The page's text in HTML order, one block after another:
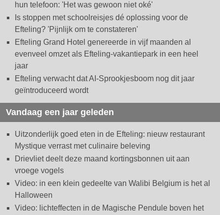
hun telefoon: 'Het was gewoon niet oké'
Is stoppen met schoolreisjes dé oplossing voor de
Efteling? 'Pijnlijk om te constateren'
Efteling Grand Hotel genereerde in vijf maanden al
evenveel omzet als Efteling-vakantiepark in een heel
jaar
Efteling verwacht dat AI-Sprookjesboom nog dit jaar
geïntroduceerd wordt
Vandaag een jaar geleden
Uitzonderlijk goed eten in de Efteling: nieuw restaurant
Mystique verrast met culinaire beleving
Drievliet deelt deze maand kortingsbonnen uit aan
vroege vogels
Video: in een klein gedeelte van Walibi Belgium is het al
Halloween
Video: lichteffecten in de Magische Pendule boven het